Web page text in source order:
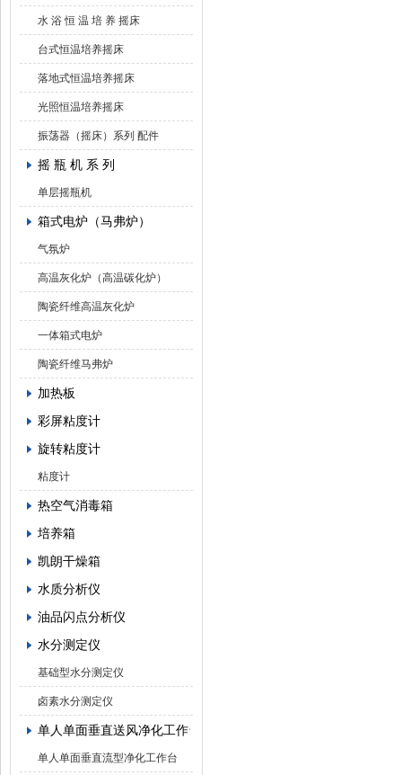
水 浴 恒 温 培 养 摇床
台式恒温培养摇床
落地式恒温培养摇床
光照恒温培养摇床
振荡器（摇床）系列 配件
摇 瓶 机 系 列
单层摇瓶机
箱式电炉（马弗炉）
气氛炉
高温灰化炉（高温碳化炉）
陶瓷纤维高温灰化炉
一体箱式电炉
陶瓷纤维马弗炉
加热板
彩屏粘度计
旋转粘度计
粘度计
热空气消毒箱
培养箱
凯朗干燥箱
水质分析仪
油品闪点分析仪
水分测定仪
基础型水分测定仪
卤素水分测定仪
单人单面垂直送风净化工作台
单人单面垂直流型净化工作台